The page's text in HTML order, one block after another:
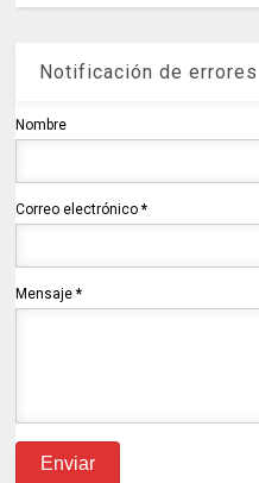
Notificación de errores
Nombre
Correo electrónico*
Mensaje*